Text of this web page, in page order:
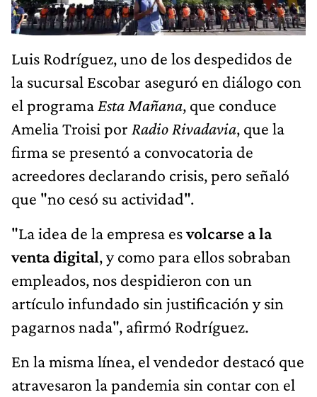
Luis Rodríguez, uno de los despedidos de
la sucursal Escobar aseguró en diálogo con
el programa Esta Mañana, que conduce
Amelia Troisi por Radio Rivadavia, que la
firma se presentó a convocatoria de
acreedores declarando crisis, pero señaló
que "no cesó su actividad".
"La idea de la empresa esvolcarse a la
venta digital, y como para ellos sobraban
empleados, nos despidieron con un
artículo infundado sin justificación y sin
pagarnos nada", afirmó Rodríguez.
En la misma línea, el vendedor destacó que
atravesaron la pandemia sin contar con el